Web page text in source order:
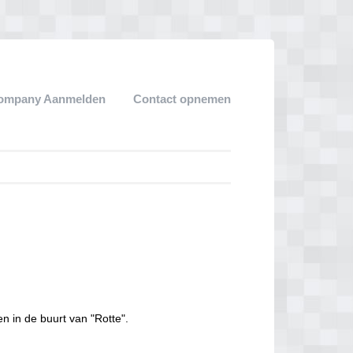
Aanmelden Contact opnemen
in de buurt van "Rotte".